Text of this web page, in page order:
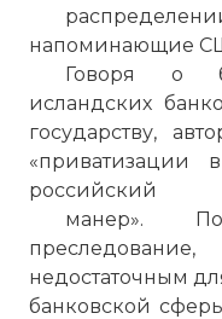
напоминающие
Говоря о
исландских
государству,
«приватизации
российский
манер».
недостаточным
банковской